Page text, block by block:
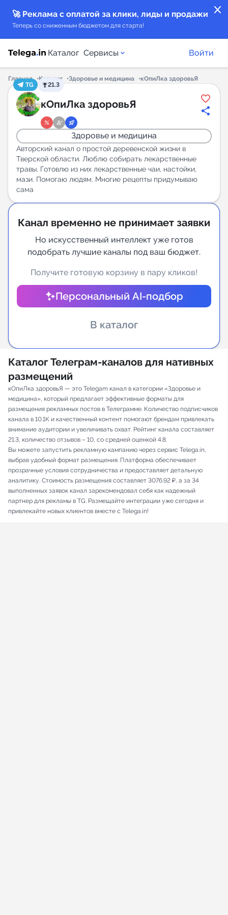
close
🚀 Реклама с оплатой за клики, лиды и продажи
Теперь со сниженным бюджетом для старта!
Каталог Сервисы
Каталог каналов
Каталог ботов
Горящие предложения
Индекс читаемости каналов в Telegram
New
Индивидуальное сопровождение
Аналитика Telegram
Войти
Главная Каталог Здоровье и медицина
кОпиЛка здоровьЯ
TG
21.3
кОпиЛка здоровьЯ
Здоровье и медицина
Авторский канал о простой деревенской жизни в
Тверской области. Люблю собирать лекарственные
травы. Готовлю из них лекарственные чаи, настойки,
мази. Помогаю людям. Многие рецепты придумываю
сама
Канал временно не принимает заявки
Но искусственный интеллект уже готов
подобрать лучшие каналы под ваш бюджет.
Получите готовую корзину в пару кликов!
Персональный AI-подбор
В каталог
Каталог Телеграм-каналов для нативных
размещений
кОпиЛка здоровьЯ — это Telegam канал в категории «Здоровье и
медицина», который предлагает эффективные форматы для
размещения рекламных постов в Телеграмме. Количество подписчиков
канала в 10.1K и качественный контент помогают брендам привлекать
внимание аудитории и увеличивать охват. Рейтинг канала составляет
21.3, количество отзывов – 10, со средней оценкой 4.8.
Вы можете запустить рекламную кампанию через сервис Telega.in,
выбрав удобный формат размещения. Платформа обеспечивает
прозрачные условия сотрудничества и предоставляет детальную
аналитику. Стоимость размещения составляет 3076.92 ₽, а за 34
выполненных заявок канал зарекомендовал себя как надежный
партнер для рекламы в TG. Размещайте интеграции уже сегодня и
привлекайте новых клиентов вместе с Telega.in!